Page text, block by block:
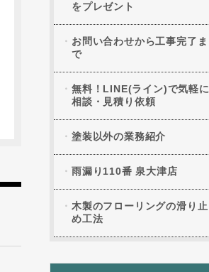
をプレゼント
お問い合わせから工事完了ま
で
無料！LINE(ライン)で気軽に
相談・見積り依頼
塗装以外の業務紹介
雨漏り110番 泉大津店
木製のフローリングの滑り止
め工法